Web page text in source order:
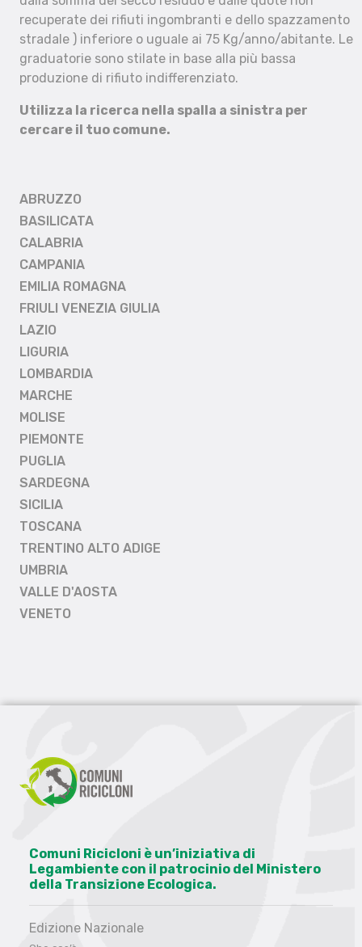
recuperate dei rifiuti ingombranti e dello spazzamento
stradale ) inferiore o uguale ai 75 Kg/anno/abitante. Le
graduatorie sono stilate in base alla più bassa
produzione di rifiuto indifferenziato.
Utilizza la ricerca nella spalla a sinistra per
cercare il tuo comune.
ABRUZZO
BASILICATA
CALABRIA
CAMPANIA
EMILIA ROMAGNA
FRIULI VENEZIA GIULIA
LAZIO
LIGURIA
LOMBARDIA
MARCHE
MOLISE
PIEMONTE
PUGLIA
SARDEGNA
SICILIA
TOSCANA
TRENTINO ALTO ADIGE
UMBRIA
VALLE D'AOSTA
VENETO
Comuni Ricicloni è un’iniziativa di
Legambiente con il patrocinio del Ministero
della Transizione Ecologica.
Edizione Nazionale